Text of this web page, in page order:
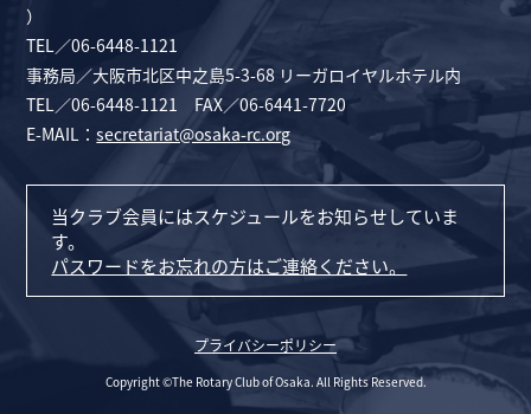
）
TEL／06-6448-1121
事務局／大阪市北区中之島5-3-68 リーガロイヤルホテル内
TEL／06-6448-1121 FAX／06-6441-7720
E-MAIL：secretariat@osaka-rc.org
当クラブ会員にはスケジュールをお知らせしていま
す。
パスワードをお忘れの方はご連絡ください。
プライバシーポリシー
Copyright ©The Rotary Club of Osaka. All Rights Reserved.